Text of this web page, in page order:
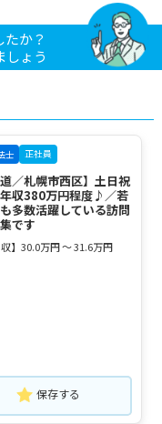
か？
しょう
士 正社員
道／札幌市西区】土日祝
収380万円程度♪／若
多数活躍している訪問
です
】30.0万円 ～ 31.6万円
保存する